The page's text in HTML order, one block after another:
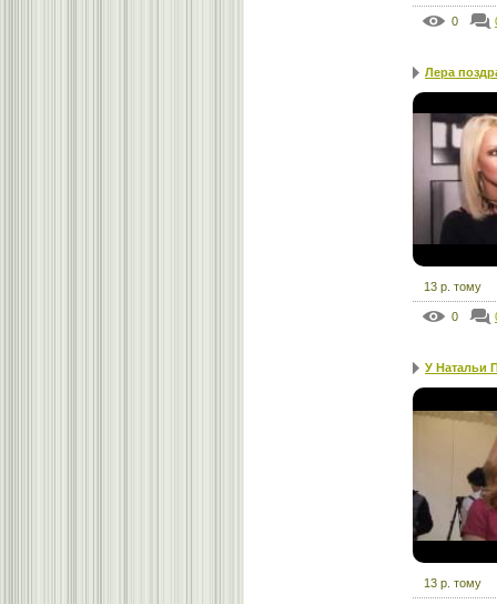
0
Лера
13 р. тому
0
У Натальи
13 р. тому